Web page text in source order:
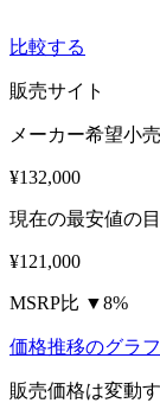
比較する
販売サイト
メーカー希望小
¥132,000
現在の最安値の
¥121,000
MSRP比 ▼8%
価格推移のグラ
販売価格は変動